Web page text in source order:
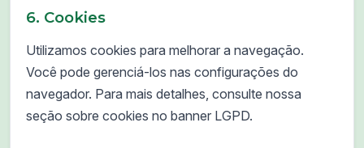
6. Cookies
Utilizamos cookies para melhorar a navegação.
Você pode gerenciá-los nas configurações do
navegador. Para mais detalhes, consulte nossa
seção sobre cookies no banner LGPD.